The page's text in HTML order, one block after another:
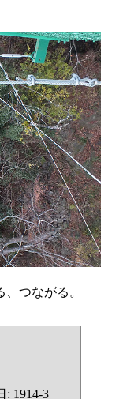
つながる。
: 1914-3